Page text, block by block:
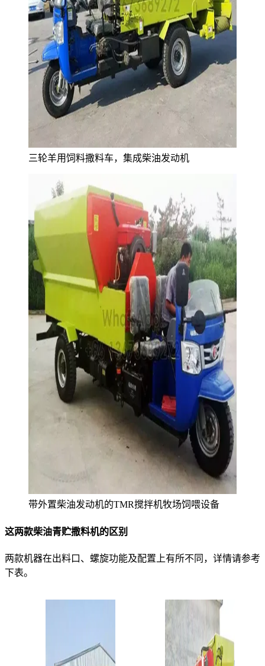
三轮羊用饲料撒料车，集成柴油发动机
带外置柴油发动机的TMR搅拌机牧场饲喂设备
这两款柴油青贮撒料机的区别
两款机器在出料口、螺旋功能及配置上有所不同，详情请参考
下表。